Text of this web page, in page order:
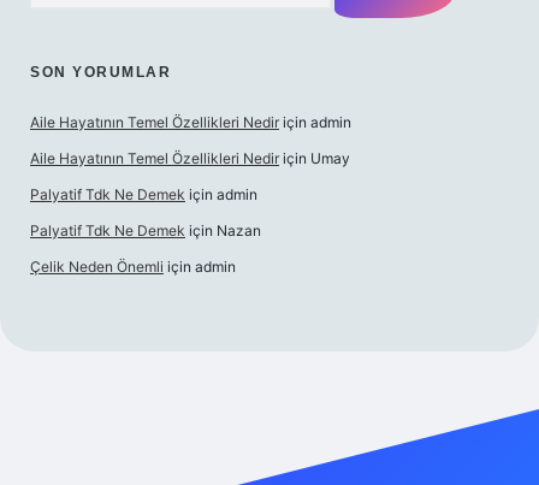
SON YORUMLAR
Aile Hayatının Temel Özellikleri Nedir için admin
Aile Hayatının Temel Özellikleri Nedir için Umay
Palyatif Tdk Ne Demek için admin
Palyatif Tdk Ne Demek için Nazan
Çelik Neden Önemli için admin